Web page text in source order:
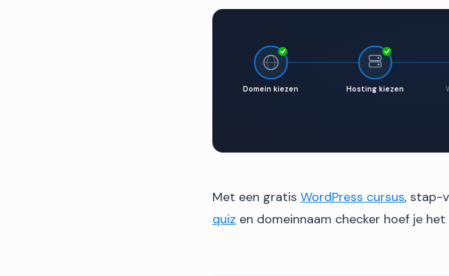
Domein kiezen Hosting kiezen
Met een gratis WordPress cursus, stap-
quiz en domeinnaam checker hoef je